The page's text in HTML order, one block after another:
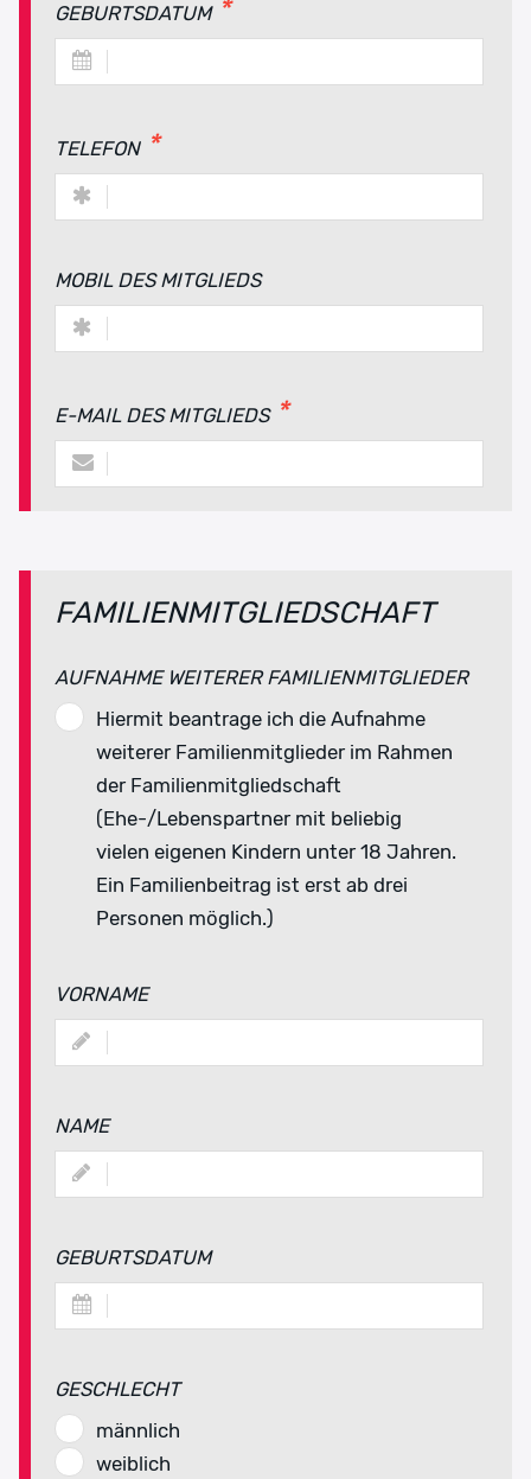
GEBURTSDATUM
TELEFON
MOBIL DES MITGLIEDS
E-MAIL DES MITGLIEDS
FAMILIENMITGLIEDSCHAFT
AUFNAHME WEITERER FAMILIENMITGLIEDER
Hiermit beantrage ich die Aufnahme
weiterer Familienmitglieder im Rahmen
der Familienmitgliedschaft
(Ehe-/Lebenspartner mit beliebig
vielen eigenen Kindern unter 18 Jahren.
Ein Familienbeitrag ist erst ab drei
Personen möglich.)
VORNAME
NAME
GEBURTSDATUM
GESCHLECHT
männlich
weiblich